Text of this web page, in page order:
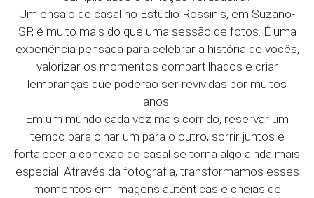
Um ensaio de casal no Estúdio Rossinis, em Suzano-
SP, é muito mais do que uma sessão de fotos. É uma
experiência pensada para celebrar a história de vocês,
valorizar os momentos compartilhados e criar
lembranças que poderão ser revividas por muitos
anos.
Em um mundo cada vez mais corrido, reservar um
tempo para olhar um para o outro, sorrir juntos e
fortalecer a conexão do casal se torna algo ainda mais
especial. Através da fotografia, transformamos esses
momentos em imagens autênticas e cheias de